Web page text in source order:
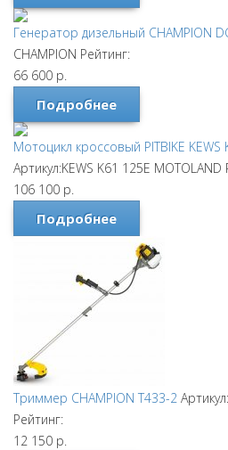
Генератор дизельный CHAMPION
CHAMPION Рейтинг:
66 600 р.
Подробнее
Мотоцикл кроссовый PITBIKE KEWS
Артикул:KEWS K61 125E MOTOLAND
106 100 р.
Подробнее
Триммер CHAMPION T433-2
Рейтинг:
12 150 р.